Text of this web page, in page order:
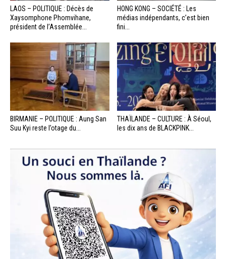
LAOS – POLITIQUE : Décès de
Xaysomphone Phomvihane,
président de l’Assemblée...
HONG KONG – SOCIÉTÉ : Les
médias indépendants, c’est bien
fini...
BIRMANIE – POLITIQUE : Aung San
Suu Kyi reste l’otage du...
THAÏLANDE – CULTURE : À Séoul,
les dix ans de BLACKPINK...